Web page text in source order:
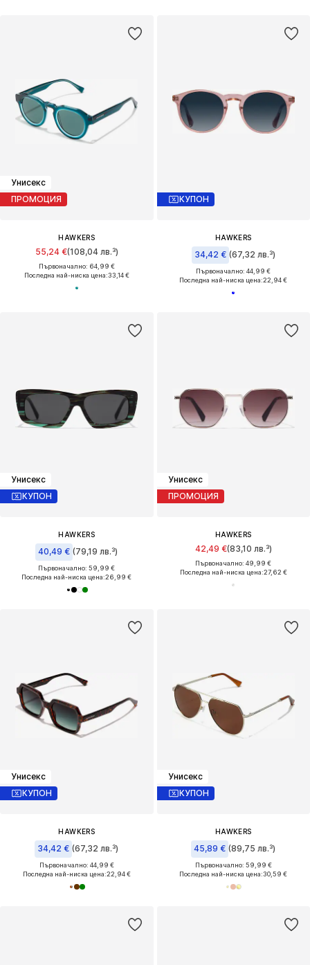
Унисекс
ПРОМОЦИЯ
HAWKERS
55,24 €(108,04 лв.³)
Първоначално: 64,99 €
Последна най-ниска цена:33,14 €
КУПОН
HAWKERS
34,42 € (67,32 лв.³)
Първоначално: 44,99 €
Последна най-ниска цена:22,94 €
Унисекс
КУПОН
HAWKERS
40,49 € (79,19 лв.³)
Първоначално: 59,99 €
Последна най-ниска цена:26,99 €
Унисекс
ПРОМОЦИЯ
HAWKERS
42,49 €(83,10 лв.³)
Първоначално: 49,99 €
Последна най-ниска цена:27,62 €
Унисекс
КУПОН
HAWKERS
34,42 € (67,32 лв.³)
Първоначално: 44,99 €
Последна най-ниска цена:22,94 €
Унисекс
КУПОН
HAWKERS
45,89 € (89,75 лв.³)
Първоначално: 59,99 €
Последна най-ниска цена:30,59 €